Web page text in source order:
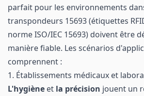
parfait pour les environnements
transpondeurs 15693 (étiquettes
norme ISO/IEC 15693) doivent être
manière fiable. Les scénarios
comprennent :
1. Établissements médicaux et
L'hygiène et la précision jouent un